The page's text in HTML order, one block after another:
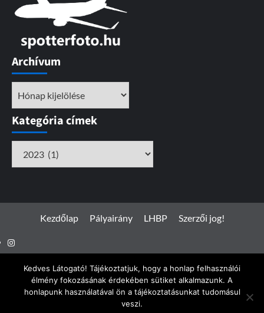
Archívum
Kategória címek
Kezdőlap Pályairány LHBP Szerzői jog!
Instagram
Spotterfoto.hu © Minden jog fenntartva 2017 - 2026
Kedves Látogató! Tájékoztatjuk, hogy a honlap felhasználói
élmény fokozásának érdekében sütiket alkalmazunk. A
honlapunk használatával ön a tájékoztatásunkat tudomásul
veszi.